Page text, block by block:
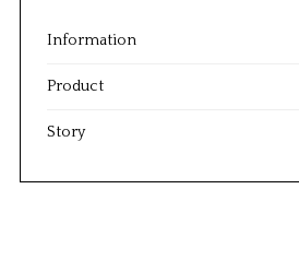
Information
Product
Story